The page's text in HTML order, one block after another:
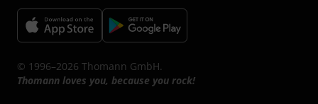
© 1996–2026 Thomann GmbH.
Thomann loves you, because you rock!